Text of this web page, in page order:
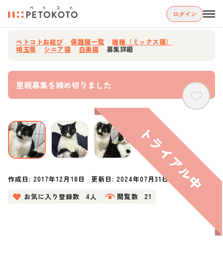
ログイン
ペトコトお結び 保護猫一覧 雑種（ミックス猫）
埼玉県 シニア猫 白黒猫 募集詳細
里親募集を締め切りました
作成日:2017年12月18日 更新日: 2024年07月31日
お気に入り登録数
4人 閲覧数 21